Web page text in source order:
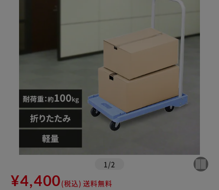
1 /2
¥4,400(税込) 送料無料
購入手続きへ